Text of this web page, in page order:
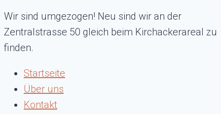
Wir sind umgezogen! Neu sind wir an der
Zentralstrasse 50 gleich beim Kirchackerareal zu
finden.
Startseite
Über uns
Kontakt